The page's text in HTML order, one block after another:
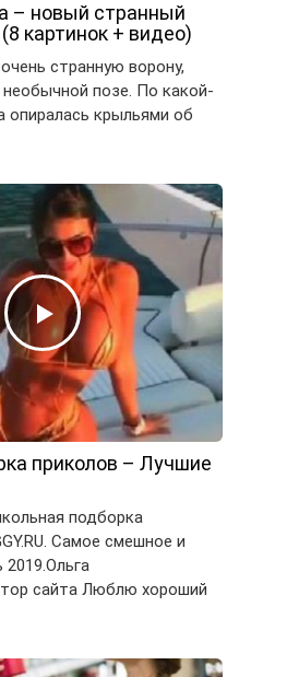
– новый странный
картинок + видео)
странную ворону,
позе. По какой-
опиралась крыльями об
приколов – Лучшие
подборка
Самое смешное и
2019.Ольга
сайта Люблю хороший